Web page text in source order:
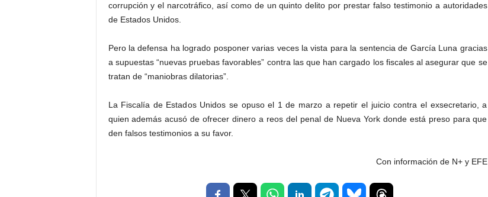
corrupción y el narcotráfico, así como de un quinto delito por prestar falso testimonio a autoridades
de Estados Unidos.
Pero la defensa ha logrado posponer varias veces la vista para la sentencia de García Luna gracias
a supuestas “nuevas pruebas favorables” contra las que han cargado los fiscales al asegurar que se
tratan de “maniobras dilatorias”.
La Fiscalía de Estados Unidos se opuso el 1 de marzo a repetir el juicio contra el exsecretario, a
quien además acusó de ofrecer dinero a reos del penal de Nueva York donde está preso para que
den falsos testimonios a su favor.
Con información de N+ y EFE